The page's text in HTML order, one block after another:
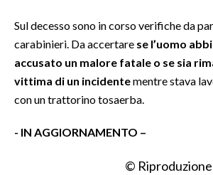
SARDEGNA TURISMO
SARDI NEL MONDO
NOTIZIE
EVENTI
#CARAUNIONE
Sul decesso sono in corso verifiche da
carabinieri. Da accertare se l’uomo
accusato un malore fatale o se sia
vittima di un incidentementre stava
con un trattorino tosaerba.
- IN AGGIORNAMENTO –
©